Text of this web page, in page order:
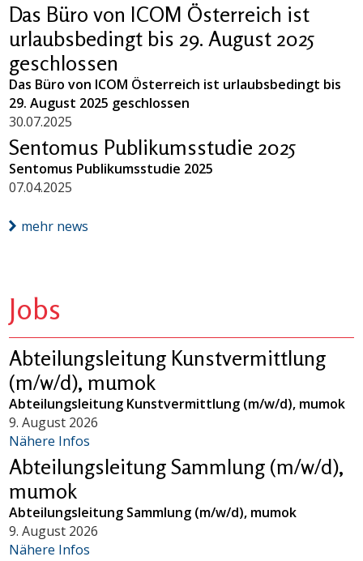
Das Büro von ICOM Österreich ist
urlaubsbedingt bis 29. August 2025
geschlossen
Das Büro von ICOM Österreich ist urlaubsbedingt bis
29. August 2025 geschlossen
30.07.2025
Sentomus Publikumsstudie 2025
Sentomus Publikumsstudie 2025
07.04.2025
mehr news
Jobs
Abteilungsleitung Kunstvermittlung
(m/w/d), mumok
Abteilungsleitung Kunstvermittlung (m/w/d), mumok
9. August 2026
Nähere Infos
Abteilungsleitung Sammlung (m/w/d),
mumok
Abteilungsleitung Sammlung (m/w/d), mumok
9. August 2026
Nähere Infos